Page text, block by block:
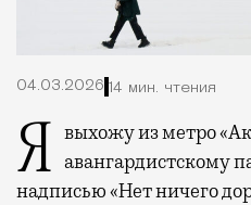
04.03.2026 14 мин. чтения
Я выхожу из метро «Академическая» к авангардистскому
надписью «Нет ничего